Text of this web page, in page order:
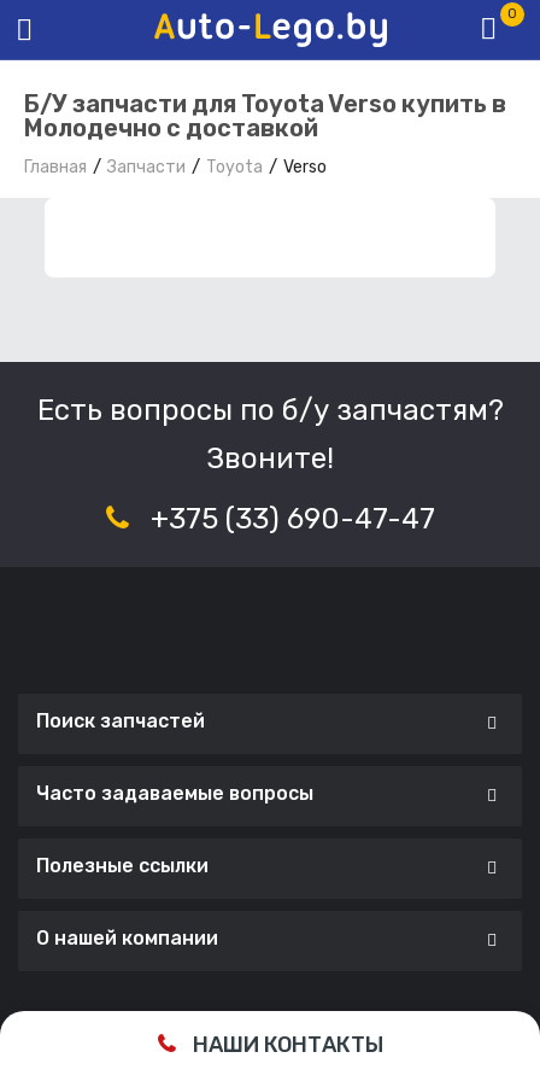
0
Б/У запчасти для Toyota Verso купить в
Молодечно с доставкой
Главная Запчасти Toyota Verso
Есть вопросы по б/у запчастям?
Звоните!
+375 (33) 690-47-47
Поиск запчастей
Часто задаваемые вопросы
Полезные ссылки
О нашей компании
Сделано с ❤️ вCherry Lab Agency
НАШИ КОНТАКТЫ